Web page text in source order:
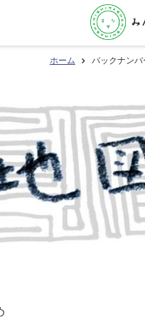
ホーム バックナンバ